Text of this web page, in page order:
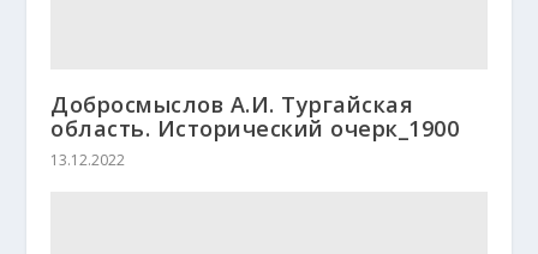
Добросмыслов А.И. Тургайская
область. Исторический очерк_1900
13.12.2022